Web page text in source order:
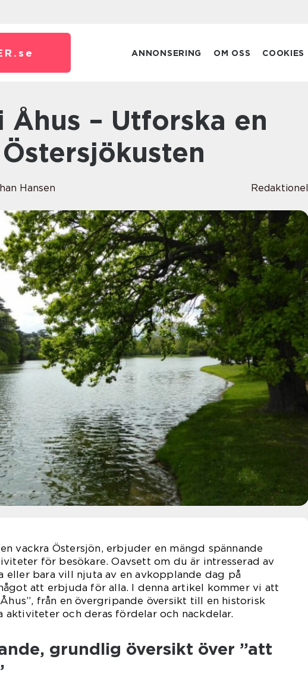
se ANNONSERING OM OSS COOKIES
Hansen Redaktionel
vackra Östersjön, erbjuder en mängd spännande
för besökare. Oavsett om du är intresserad av
eller bara vill njuta av en avkopplande dag på
att erbjuda för alla. I denna artikel kommer vi att
från en övergripande översikt till en historisk
aktiviteter och deras fördelar och nackdelar.
grundlig översikt över ”att